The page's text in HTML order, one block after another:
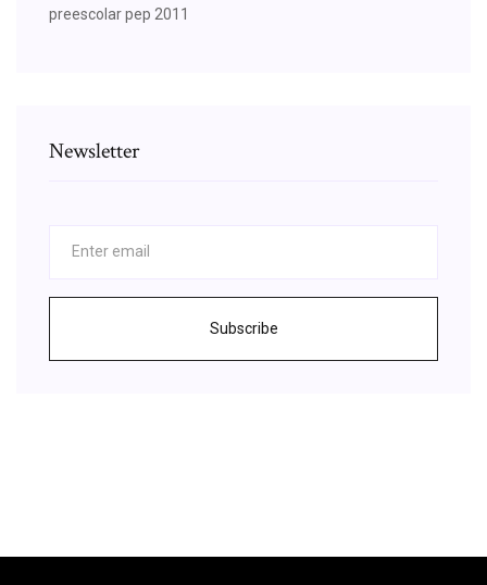
preescolar pep 2011
Newsletter
Subscribe